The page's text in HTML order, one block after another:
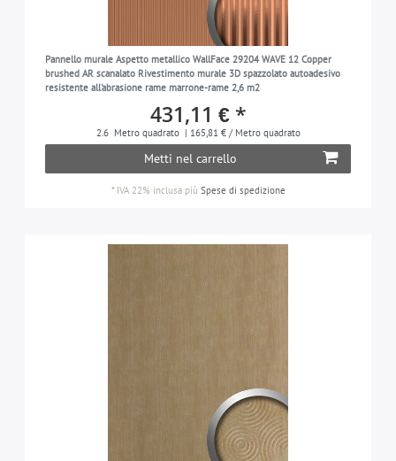
Pannello murale Aspetto metallico WallFace 29204 WAVE 12 Copper
brushed AR scanalato Rivestimento murale 3D spazzolato autoadesivo
resistente all'abrasione rame marrone-rame 2,6 m2
431,11 € *
2.6 Metro quadrato | 165,81 € / Metro quadrato
Metti nel carrello
* IVA 22% inclusapiù Spese di spedizione